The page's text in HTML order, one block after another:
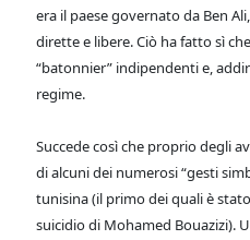
era il paese governato da Ben
dirette e libere. Ciò ha fatto sì
“batonnier” indipendenti e,
regime.
Succede così che proprio degli
di alcuni dei numerosi “gesti
tunisina (il primo dei quali è
suicidio di Mohamed Bouazizi).